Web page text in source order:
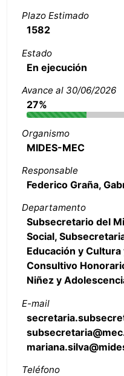
Plazo Estimado
1582
Estado
En ejecución
Avance al 30/06/2026
27%
Organismo
MIDES-MEC
Responsable
Federico Graña,
Departamento
Subsecretario del
Social,
Educación y
Consultivo
Niñez y
E-mail
Teléfono